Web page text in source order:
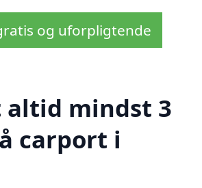
og uforpligtende
mindst 3
carport i